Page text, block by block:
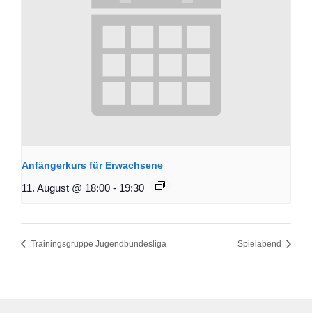
Anfängerkurs für Erwachsene
11. August @ 18:00 - 19:30
Trainingsgruppe Jugendbundesliga Spielabend